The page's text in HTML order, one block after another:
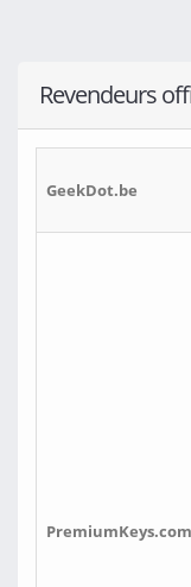
Revendeurs
GeekDot.be
PremiumKeys.com